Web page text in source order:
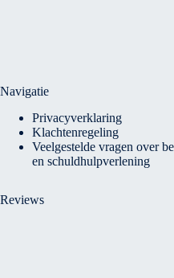
Navigatie
Privacyverklaring
Klachtenregeling
Veelgestelde vragen over
en schuldhulpverlening
Reviews